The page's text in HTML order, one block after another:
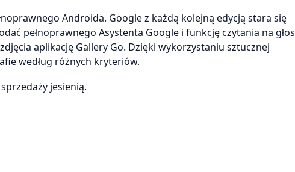
Androida. Google z każdą kolejną edycją stara się
pełnoprawnego Asystenta Google i funkcję czytania na głos
aplikację Gallery Go. Dzięki wykorzystaniu sztucznej
według różnych kryteriów.
jesienią.